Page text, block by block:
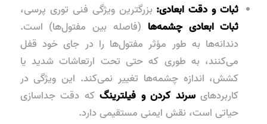
ثبات و دقت ابعادی: بزرگترین ویژگی فنی توری پرسی،
ثبات ابعادی چشمه‌ها (فاصله بین مفتول‌ها) است.
دندانه‌ها به طور مؤثر مفتول‌ها را در جای خود قفل
می‌کنند، به طوری که حتی تحت ارتعاشات شدید یا
کشش، اندازه چشمه‌ها تغییر نمی‌کند. این ویژگی در
کاربردهایسرند کردن و فیلترینگکه دقت جداسازی
حیاتی است، نقش ایمنی مستقیمی دارد.